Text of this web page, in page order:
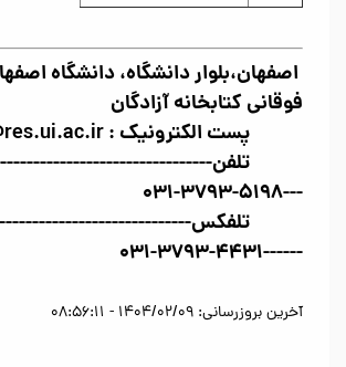
اصفهان،بلوار دانشگاه، دانشگاه
فوقانی کتابخانه آزادگان
پست الکترونیک : Eco@res.ui.ac.ir
---۵۱۹۸-۳۷۹۳-۰۳۱
------۴۴۳۱-۳۷۹۳-۰۳۱
آخرین بروزرسانی: 1404/02/09 - 08:56:11